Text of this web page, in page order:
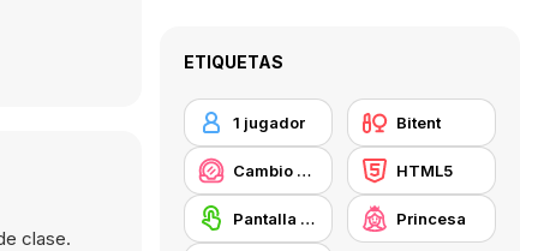
clase.
ETIQUETAS
1 jugador Bitent
Cambio de look / Maquillaje HTML5
Pantalla táctil Princesa